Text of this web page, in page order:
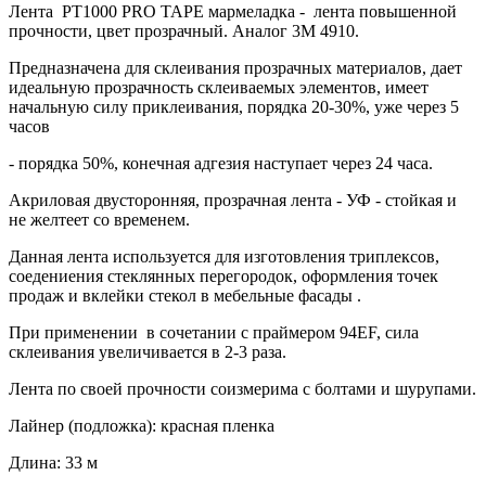
Лента PT1000 PRO TAPE мармеладка - лента повышенной
прочности, цвет прозрачный. Аналог 3М 4910.
Предназначена для склеивания прозрачных материалов, дает
идеальную прозрачность склеиваемых элементов, имеет
начальную силу приклеивания, порядка 20-30%, уже через 5
часов
- порядка 50%, конечная адгезия наступает через 24 часа.
Акриловая двусторонняя, прозрачная лента - УФ - стойкая и
не желтеет со временем.
Данная лента используется для изготовления триплексов,
соедениения стеклянных перегородок, оформления точек
продаж и вклейки стекол в мебельные фасады .
При применении в сочетании с праймером 94EF, сила
склеивания увеличивается в 2-3 раза.
Лента по своей прочности соизмерима с болтами и шурупами.
Лайнер (подложка): красная пленка
Длина: 33 м